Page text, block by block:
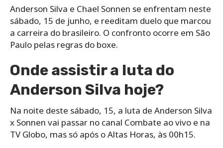
Anderson Silva e Chael Sonnen se enfrentam neste
sábado, 15 de junho, e reeditam duelo que marcou
a carreira do brasileiro. O confronto ocorre em São
Paulo pelas regras do boxe.
Onde assistir a luta do
Anderson Silva hoje?
Na noite deste sábado, 15, a luta de Anderson Silva
x Sonnen vai passar no canal Combate ao vivo e na
TV Globo, mas só após o Altas Horas, às 00h15.